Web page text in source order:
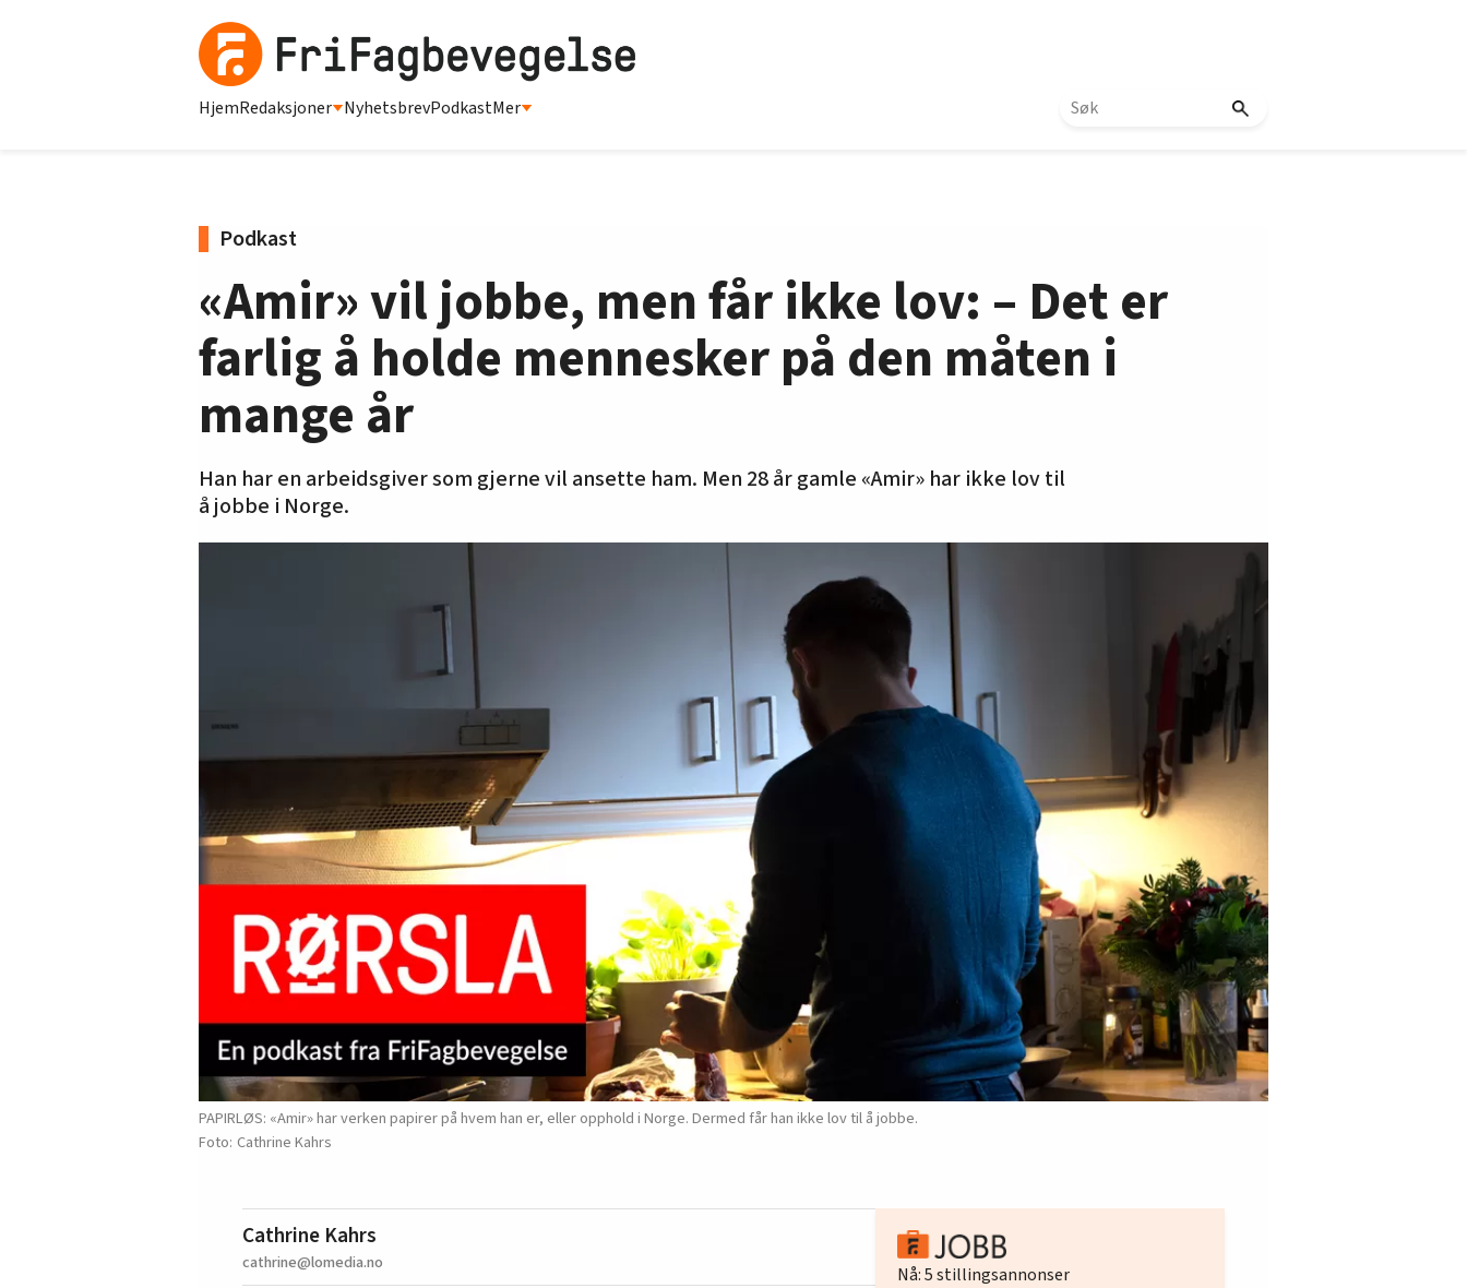
HjemRedaksjoner NyhetsbrevPodkastMer
Podkast
«Amir» vil jobbe, men får ikke lov: – Det er
farlig å holde mennesker på den måten i
mange år
Han har en arbeidsgiver som gjerne vil ansette ham. Men 28 år gamle «Amir» har ikke lov til
å jobbe i Norge.
PAPIRLØS: «Amir» har verken papirer på hvem han er, eller opphold i Norge. Dermed får han ikke lov til å jobbe.
Cathrine Kahrs
Cathrine Kahrs
cathrine@lomedia.no Nå:5stillingsannonser